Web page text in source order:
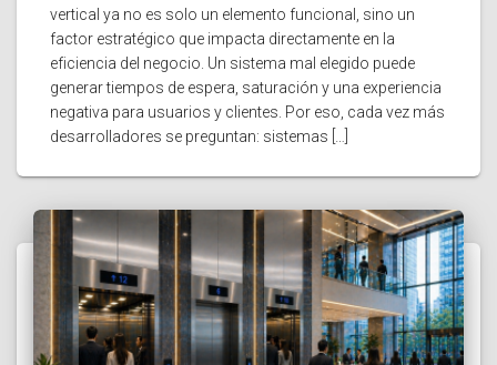
vertical ya no es solo un elemento funcional, sino un
factor estratégico que impacta directamente en la
eficiencia del negocio. Un sistema mal elegido puede
generar tiempos de espera, saturación y una experiencia
negativa para usuarios y clientes. Por eso, cada vez más
desarrolladores se preguntan: sistemas […]